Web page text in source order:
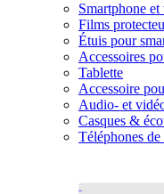
Smartphone
Films
Étuis pour
Accessoires
Tablette
Accessoire
Audio- et
Casques &
Téléphones